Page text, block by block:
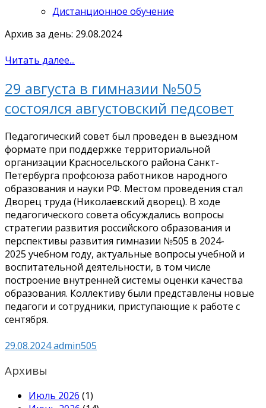
Дистанционное обучение
Архив за день: 29.08.2024
Читать далее...
29 августа в гимназии №505
состоялся августовский педсовет
Педагогический совет был проведен в выездном
формате при поддержке территориальной
организации Красносельского района Санкт-
Петербурга профсоюза работников народного
образования и науки РФ. Местом проведения стал
Дворец труда (Николаевский дворец). В ходе
педагогического совета обсуждались вопросы
стратегии развития российского образования и
перспективы развития гимназии №505 в 2024-
2025 учебном году, актуальные вопросы учебной и
воспитательной деятельности, в том числе
построение внутренней системы оценки качества
образования. Коллективу были представлены новые
педагоги и сотрудники, приступающие к работе с
сентября.
29.08.2024admin505
Архивы
Июль 2026 (1)